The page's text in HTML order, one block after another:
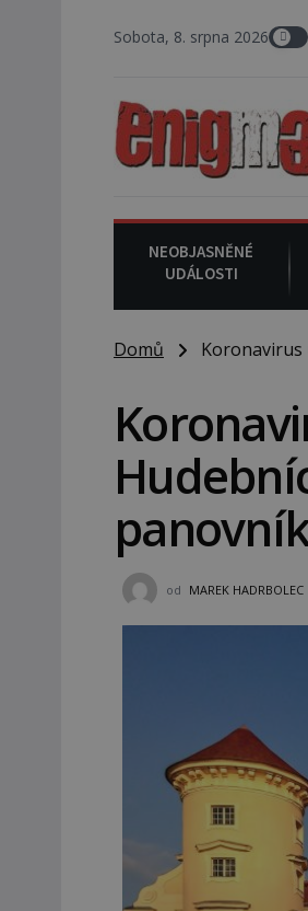
Sobota, 8. srpna 2026 8.
NEOBJASNĚNÉ
UDÁLOSTI
Domů Koronavirus
od MAREK HADRBOLEC